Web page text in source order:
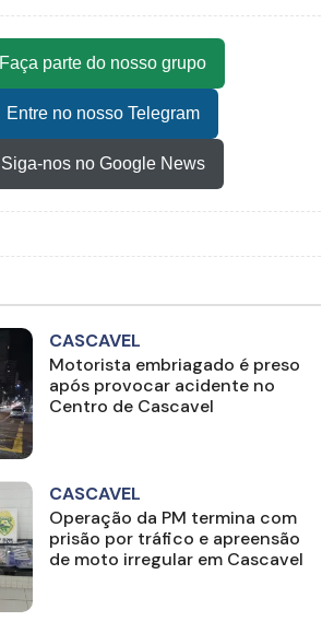
Faça parte do nosso grupo
Entre no nosso Telegram
Siga-nos no Google News
CASCAVEL
Motorista embriagado é preso
após provocar acidente no
Centro de Cascavel
CASCAVEL
Operação da PM termina com
prisão por tráfico e apreensão
de moto irregular em Cascavel